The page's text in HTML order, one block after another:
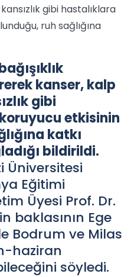
gibi hastalıklara
ruh sağlığına
kanser, kalp
gibi
etkisinin
katkı
bildirildi.
Üniversitesi
Eğitimi
Üyesi Prof. Dr.
baklasının Ege
Bodrum ve Milas
haziran
söyledi.